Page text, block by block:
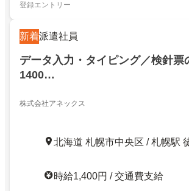
登録エントリー
新着派遣社員
データ入力・タイピング／検針
1400…
株式会社アネックス
北海道 札幌市中央区 / 札幌駅
時給1,400円 / 交通費支給